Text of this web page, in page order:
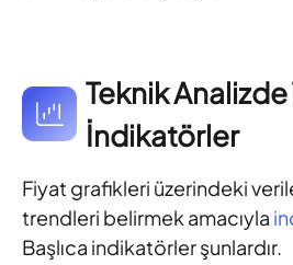
Teknik
İndikatörler
Fiyat grafikleri üzerindeki
trendleri belirmek amacıyla
Başlıca indikatörler şunlardır.